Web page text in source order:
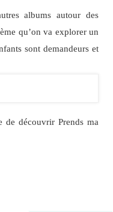
albums autour des
qu’on va explorer un
sont demandeurs et
de découvrir Prends ma